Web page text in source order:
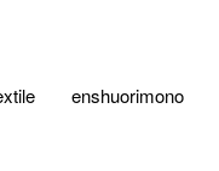
enshuorimono